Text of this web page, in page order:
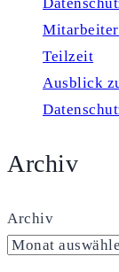
Teilzeit
Ausblick
Archiv
Archiv